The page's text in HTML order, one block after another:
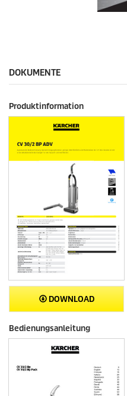
DOKUMENTE
Produktinformation
DOWNLOAD
Bedienungsanleitung